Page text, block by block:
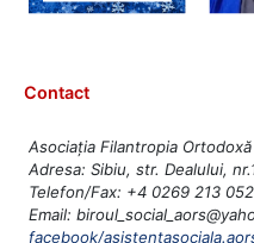
Contact
Asociația Filantropia
Adresa: Sibiu, str. Dealului,
Telefon/Fax: +4 0269 213 052
Email:
facebook/